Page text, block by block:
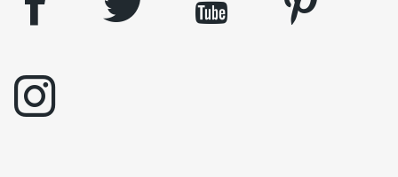
instagram